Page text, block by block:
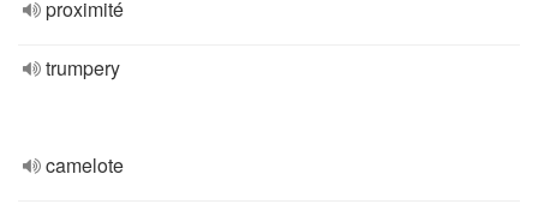
proximité
trumpery
camelote